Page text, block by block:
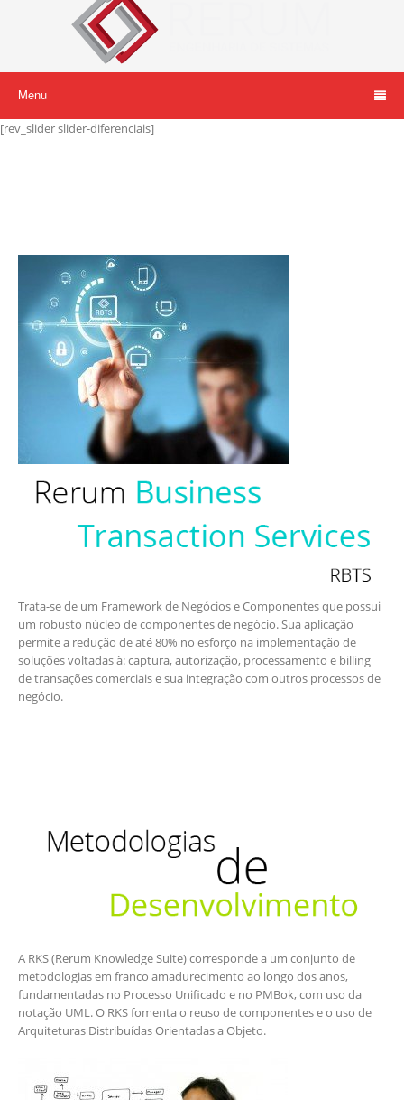
Menu
[rev_slider slider-diferenciais]
Trata-se de um Framework de Negócios e Componentes que possui
um robusto núcleo de componentes de negócio. Sua aplicação
permite a redução de até 80% no esforço na implementação de
soluções voltadas à: captura, autorização, processamento e billing
de transações comerciais e sua integração com outros processos de
negócio.
A RKS (Rerum Knowledge Suite) corresponde a um conjunto de
metodologias em franco amadurecimento ao longo dos anos,
fundamentadas no Processo Unificado e no PMBok, com uso da
notação UML. O RKS fomenta o reuso de componentes e o uso de
Arquiteturas Distribuídas Orientadas a Objeto.